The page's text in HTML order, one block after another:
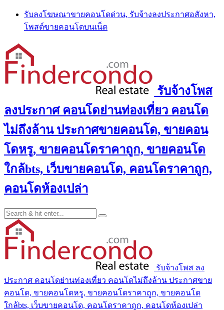
Skip
content
รับลงโฆษณาขายคอนโดด่วน, รับจ้างลงประกาศอสังหา,
โพสต์ขายคอนโดบนเน็ต
รับจ้างโพส
ลงประกาศ คอนโดย่านท่องเที่ยว คอนโด
ไม่ถึงล้าน ประกาศขายคอนโด, ขายคอน
โดหรู, ขายคอนโดราคาถูก, ขายคอนโด
ใกล้bts, เว็บขายคอนโด, คอนโดราคาถูก,
คอนโดห้องเปล่า
รับจ้างโพส ลง
ประกาศ คอนโดย่านท่องเที่ยว คอนโดไม่ถึงล้าน ประกาศขาย
คอนโด, ขายคอนโดหรู, ขายคอนโดราคาถูก, ขายคอนโด
ใกล้bts, เว็บขายคอนโด, คอนโดราคาถูก, คอนโดห้องเปล่า